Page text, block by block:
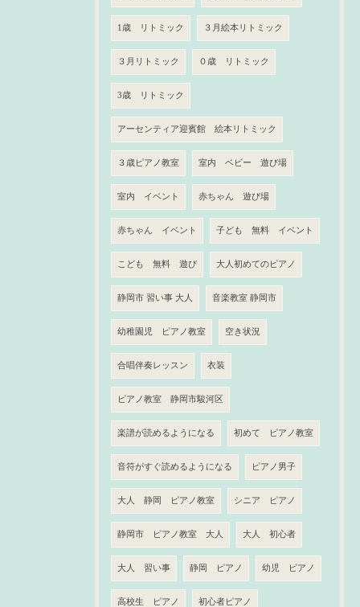
1歳 リトミック ３月絵本リトミック
３月リトミック ０歳 リトミック
3歳 リトミック
アーセンティア迎賓館 絵本リトミック
３歳ピアノ教室 室内 ベビー 遊び場
室内 イベント 赤ちゃん 遊び場
赤ちゃん イベント 子ども 無料 イベント
こども 無料 遊び 大人初めてのピアノ
静岡市 習い事 大人 音楽教室 静岡市
幼稚園児 ピアノ教室 空き状況
合唱伴奏レッスン 衣装
ピアノ教室 静岡市駿河区
楽譜が読めるようになる 初めて ピアノ教室
音符がすぐ読めるようになる ピアノ男子
大人 静岡 ピアノ教室 シニア ピアノ
静岡市 ピアノ教室 大人 大人 初心者
大人 習い事 静岡 ピアノ 幼児 ピアノ
高校生 ピアノ 初心者ピアノ